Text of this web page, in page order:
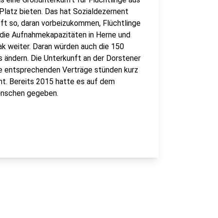
bieten. Das hat Sozialdezernent
so, daran vorbeizukommen, Flüchtlinge
Aufnahmekapazitäten in Herne und
weiter. Daran würden auch die 150
Die Unterkunft an der Dorstener
Verträge stünden kurz
Bereits 2015 hatte es auf dem
gegeben.